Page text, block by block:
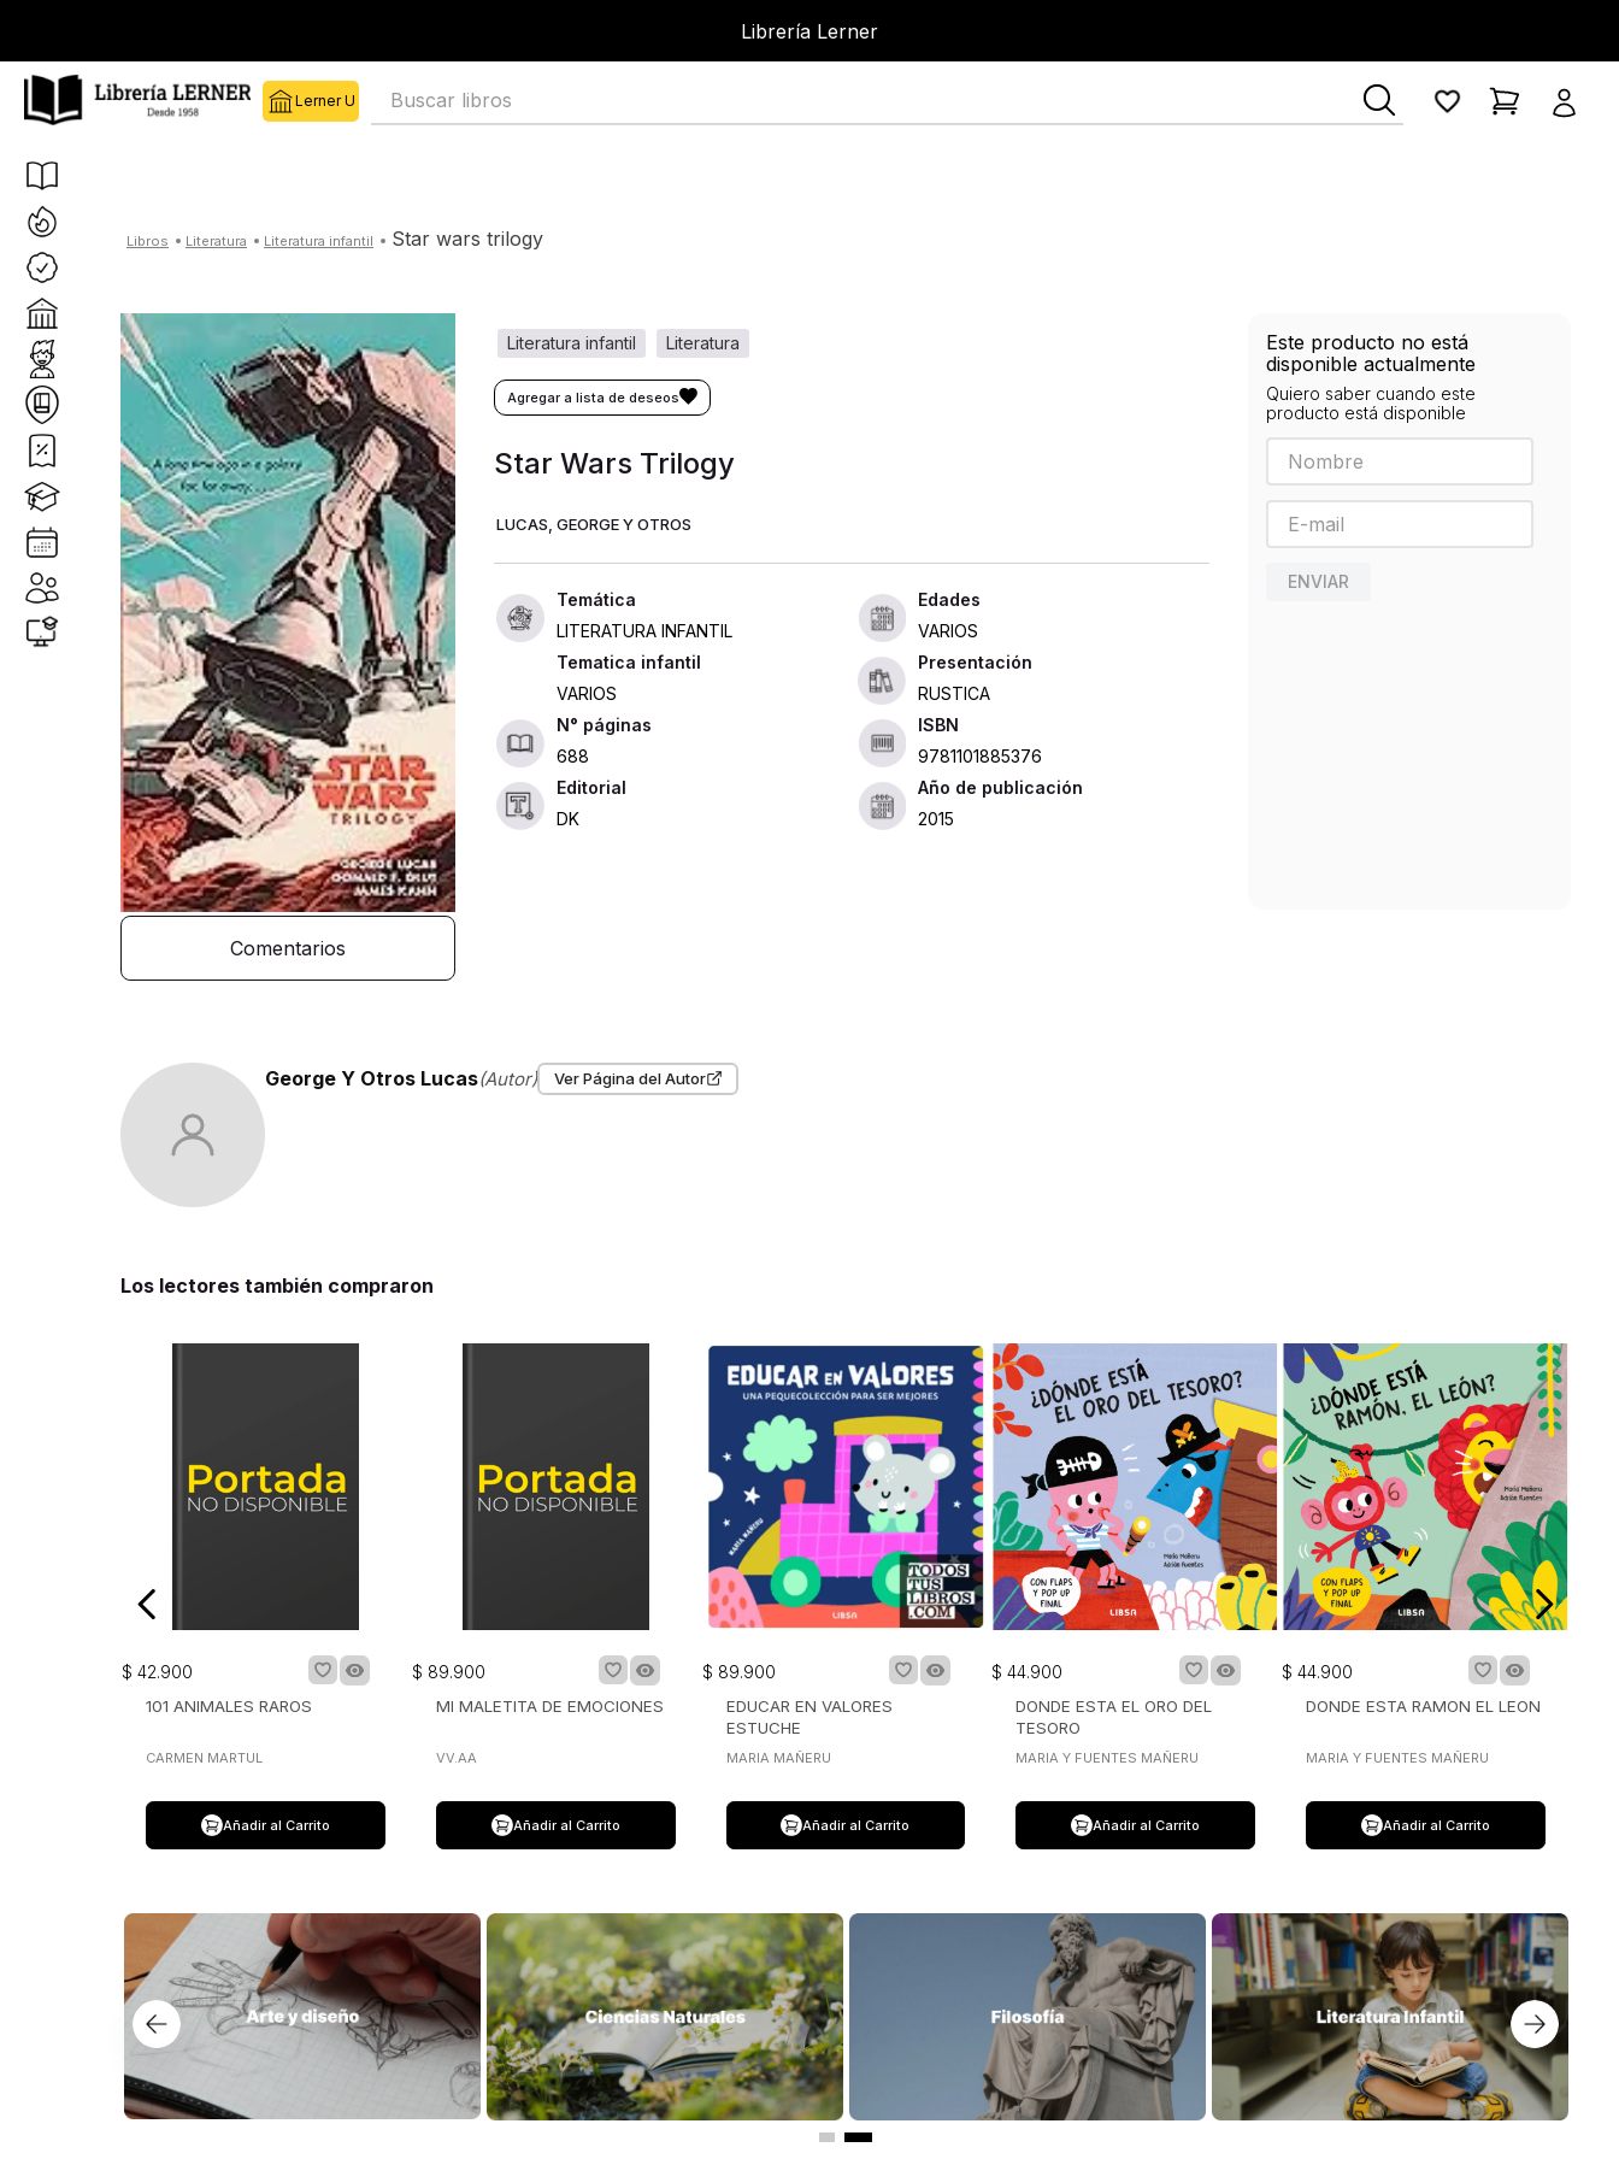
Librería Lerner
Buscar libros
literatura literatura infantil star wars trilogy
Comentarios
literatura
literatura infantil
Star Wars Trilogy
LUCAS, GEORGE Y OTROS
LITERATURA INFANTIL
Edades
VARIOS
Tematica infantil
VARIOS
Presentación
RUSTICA
688
ISBN
9781101885376
Editorial
DK
Año de publicación
2015
Este producto no está
disponible actualmente
Quiero saber cuando este
producto está disponible
ENVIAR
George Y Otros Lucas(Autor) Ver Página del Autor
Los lectores también compraron
$ 42.900
101 ANIMALES RAROS
CARMEN MARTUL
Añadir al Carrito
$ 89.900
MI MALETITA DE EMOCIONES
VV.AA
Añadir al Carrito
$ 89.900
EDUCAR EN VALORES
ESTUCHE
MARIA MAÑERU
Añadir al Carrito
$ 44.900
DONDE ESTA EL ORO DEL
TESORO
MARIA Y FUENTES MAÑERU
Añadir al Carrito
$ 44.900
DONDE ESTA RAMON EL LEON
MARIA Y FUENTES MAÑERU
Añadir al Carrito